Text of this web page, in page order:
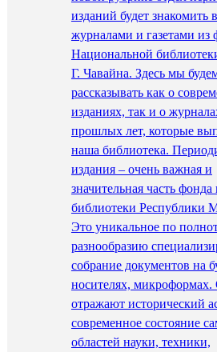
изданий будет знакомить
журналами и газетами из
Национальной
Г. Чавайна. Здесь мы
рассказывать как о
изданиях, так и о
прошлых лет, которые
наша библиотека.
издания – очень важная и
значительная часть фонда
библиотеки Республики
Это уникальное по
разнообразию
собрание документов на
носителях,
отражают исторический
современное состояние
областей науки, техники,